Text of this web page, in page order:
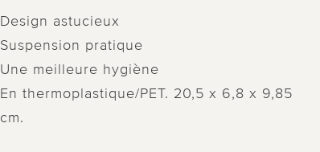
Design astucieux
Suspension pratique
Une meilleure hygiène
En thermoplastique/PET. 20,5 x 6,8 x 9,85
cm.